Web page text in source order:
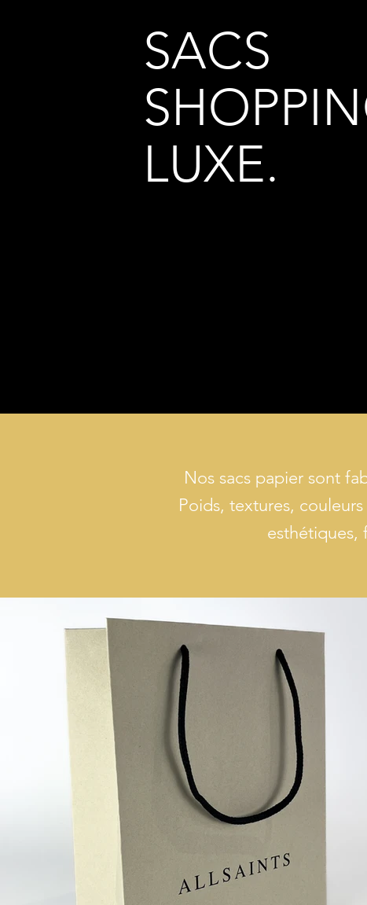
SACS
LUXE.
Nos sacs papier sont
Poids, textures,
esthétiques,